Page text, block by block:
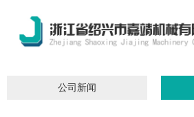
公司新闻